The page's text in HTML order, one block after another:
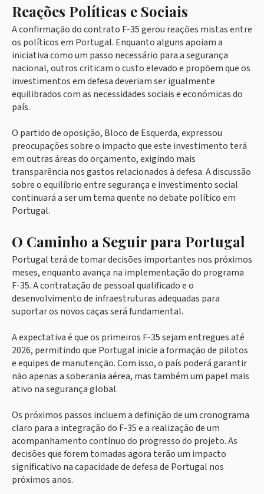
Reações Políticas e Sociais
A confirmação do contrato F-35 gerou reações mistas entre
os políticos em Portugal. Enquanto alguns apoiam a
iniciativa como um passo necessário para a segurança
nacional, outros criticam o custo elevado e propõem que os
investimentos em defesa deveriam ser igualmente
equilibrados com as necessidades sociais e económicas do
país.
O partido de oposição, Bloco de Esquerda, expressou
preocupações sobre o impacto que este investimento terá
em outras áreas do orçamento, exigindo mais
transparência nos gastos relacionados à defesa. A discussão
sobre o equilíbrio entre segurança e investimento social
continuará a ser um tema quente no debate político em
Portugal.
O Caminho a Seguir para Portugal
Portugal terá de tomar decisões importantes nos próximos
meses, enquanto avança na implementação do programa
F-35. A contratação de pessoal qualificado e o
desenvolvimento de infraestruturas adequadas para
suportar os novos caças será fundamental.
A expectativa é que os primeiros F-35 sejam entregues até
2026, permitindo que Portugal inicie a formação de pilotos
e equipes de manutenção. Com isso, o país poderá garantir
não apenas a soberania aérea, mas também um papel mais
ativo na segurança global.
Os próximos passos incluem a definição de um cronograma
claro para a integração do F-35 e a realização de um
acompanhamento contínuo do progresso do projeto. As
decisões que forem tomadas agora terão um impacto
significativo na capacidade de defesa de Portugal nos
próximos anos.